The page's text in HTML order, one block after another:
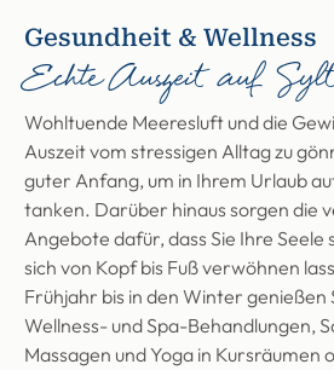
Gesundheit & Wellness
Echte Auszeit auf Sylt
Wohltuende Meeresluft und die
Auszeit vom stressigen Alltag zu
guter Anfang, um in Ihrem Urlaub
tanken. Darüber hinaus sorgen die
Angebote dafür, dass Sie Ihre Seele
sich von Kopf bis Fuß verwöhnen
Frühjahr bis in den Winter genießen
Wellness- und Spa-Behandlungen,
Massagen und Yoga in Kursräumen